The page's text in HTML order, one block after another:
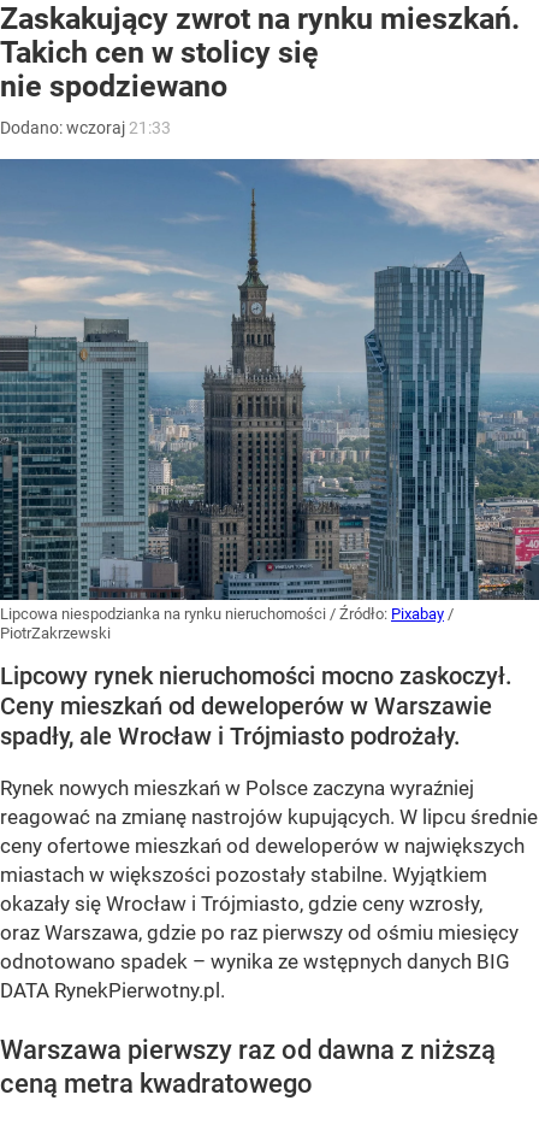
Zaskakujący zwrot na rynku mieszkań.
Takich cen w stolicy się
nie spodziewano
Dodano:wczoraj 21:33
Lipcowa niespodzianka na rynku nieruchomości / Źródło: Pixabay /
PiotrZakrzewski
Lipcowy rynek nieruchomości mocno zaskoczył.
Ceny mieszkań od deweloperów w Warszawie
spadły, ale Wrocław i Trójmiasto podrożały.
Rynek nowych mieszkań w Polsce zaczyna wyraźniej
reagować na zmianę nastrojów kupujących. W lipcu średnie
ceny ofertowe mieszkań od deweloperów w największych
miastach w większości pozostały stabilne. Wyjątkiem
okazały się Wrocław i Trójmiasto, gdzie ceny wzrosły,
oraz Warszawa, gdzie po raz pierwszy od ośmiu miesięcy
odnotowano spadek – wynika ze wstępnych danych BIG
DATA RynekPierwotny.pl.
Warszawa pierwszy raz od dawna z niższą
ceną metra kwadratowego